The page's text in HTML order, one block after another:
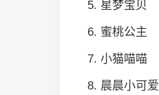
5. 星梦宝贝
6. 蜜桃公主
7. 小猫喵喵
8. 晨晨小可爱